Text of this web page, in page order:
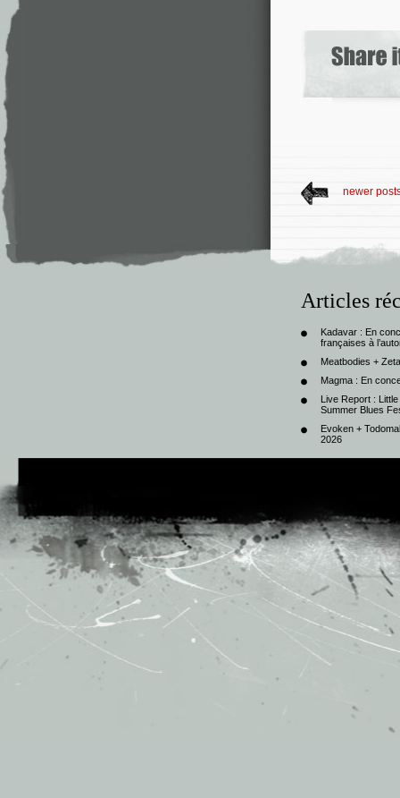
newer
Articles
Kadavar : En
françaises à
Meatbodies +
Magma : En
Live Report :
Summer Blues
Evoken +
2026